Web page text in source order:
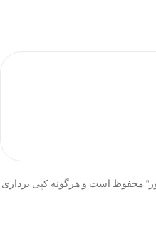
محفوظ است و هرگونه کپی برداری